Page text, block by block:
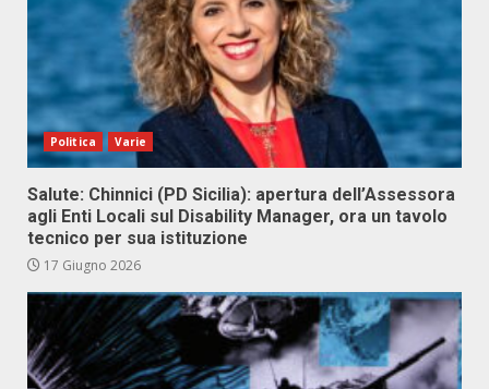
Politica Varie
Salute: Chinnici (PD Sicilia): apertura dell’Assessora
agli Enti Locali sul Disability Manager, ora un tavolo
tecnico per sua istituzione
17 Giugno 2026